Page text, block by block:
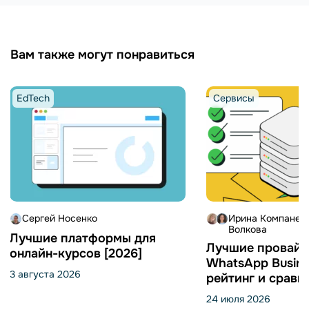
Вам также могут понравиться
EdTech
Сергей Носенко
Лучшие платформы для
онлайн-курсов [2026]
3 августа 2026
Сервисы
Ирина Компанец
Волкова
Лучшие
WhatsApp
рейтинг и
24 июля 2026